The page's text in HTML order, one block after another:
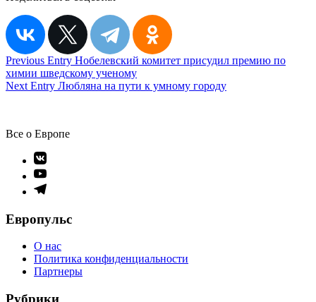
Навигация
по
Previous Entry Нобелевский комитет присудил премию по
химии шведскому ученому
Next Entry Любляна на пути к умному городу
Все о Европе
Элемент
меню
Элемент
меню
Элемент
Европульс
О нас
Политика конфиденциальности
Партнеры
Рубрики